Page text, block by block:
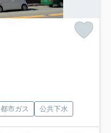
都市ガス 公共下水